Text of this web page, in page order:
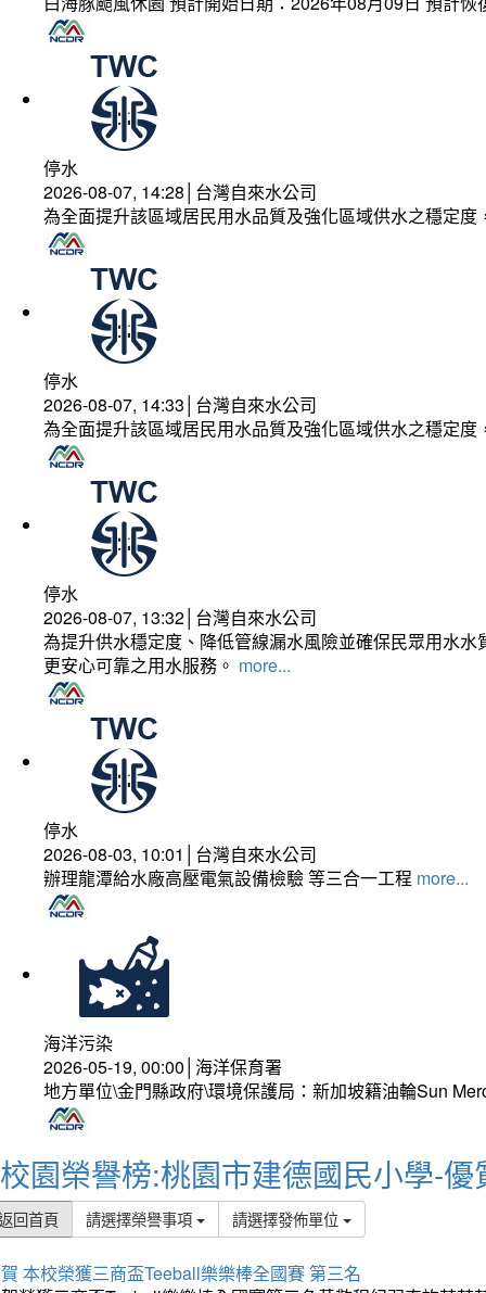
停水
2026-08-07, 14:28│台灣自來水公司
為全面提升該區域居民用水品質及強化區域供水之穩定
停水
2026-08-07, 14:33│台灣自來水公司
為全面提升該區域居民用水品質及強化區域供水之穩定
停水
2026-08-07, 13:32│台灣自來水公司
為提升供水穩定度、降低管線漏水風險並確保民眾用水
更安心可靠之用水服務。 more...
停水
2026-08-03, 10:01│台灣自來水公司
辦理龍潭給水廠高壓電氣設備檢驗 等三合一工程 more...
海洋污染
2026-05-19, 00:00│海洋保育署
地方單位\金門縣政府\環境保護局：新加坡籍油輪Sun
校園榮譽榜:桃園市建德國民小學-優
回首頁 請選擇榮譽事項 請選擇發佈單位
本校榮獲三商盃Teeball樂樂棒全國賽 第三名